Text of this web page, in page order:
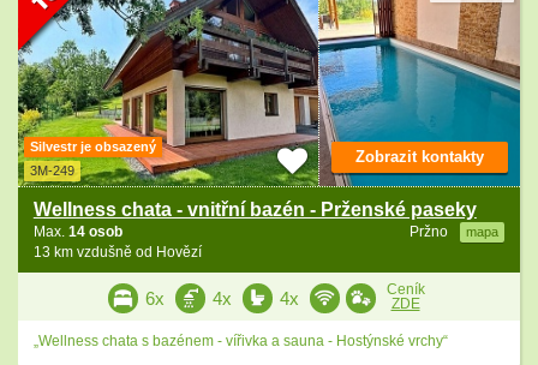
Silvestr je obsazený
3M-249
Wellness chata - vnitřní bazén - Prženské paseky
Pržno mapa
Max. 14 osob
13 km vzdušně od Hovězí
Zobrazit kontakty
6x 4x 4x
Ceník
ZDE
„Wellness chata s bazénem - vířivka a sauna - Hostýnské vrchy“